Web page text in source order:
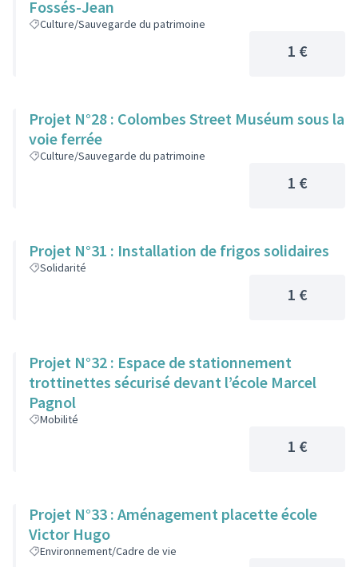
Fossés-Jean
Culture/Sauvegarde du patrimoine
1 €
Projet N°28 : Colombes Street Muséum sous la
voie ferrée
Culture/Sauvegarde du patrimoine
1 €
Projet N°31 : Installation de frigos solidaires
Solidarité
1 €
Projet N°32 : Espace de stationnement
trottinettes sécurisé devant l’école Marcel
Pagnol
Mobilité
1 €
Projet N°33 : Aménagement placette école
Victor Hugo
Environnement/Cadre de vie